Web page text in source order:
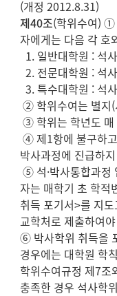
(개정 2012.8.31)
제40조(학위수여) ①
자에게는 다음 각 호
1. 일반대학원 : 석
2. 전문대학원 : 석
3. 특수대학원 : 석
② 학위수여는 별지
③ 학위는 학년도 매
④ 제1항에 불구하
박사과정에 진급하
⑤ 석·박사통합과정
자는 매학기 초 학적
취득 포기서>를 지
교학처로 제출하여
⑥ 박사학위 취득을
경우에는 대학원 학
학위수여규정 제7조
충족한 경우 석사학